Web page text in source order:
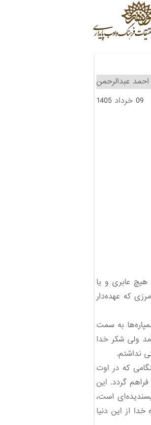
احمد عبدالرحمن
09 خرداد 1405
هیچ عابری و یا
که عهده‌دار
به سمت
طرف مقابل ما فرود می‌آمد ولی شکر خدا
نداشتم.
که در اوت
گردد. این
است،
از این دنیا